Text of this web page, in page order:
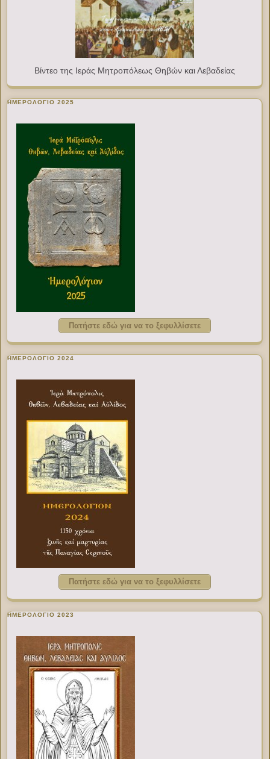
Βίντεο της Ιεράς Μητροπόλεως Θηβών και Λεβαδείας
ΗΜΕΡΟΛΟΓΙΟ 2025
Πατήστε εδώ για να το ξεφυλλίσετε
ΗΜΕΡΟΛΟΓΙΟ 2024
Πατήστε εδώ για να το ξεφυλλίσετε
ΗΜΕΡΟΛΟΓΙΟ 2023